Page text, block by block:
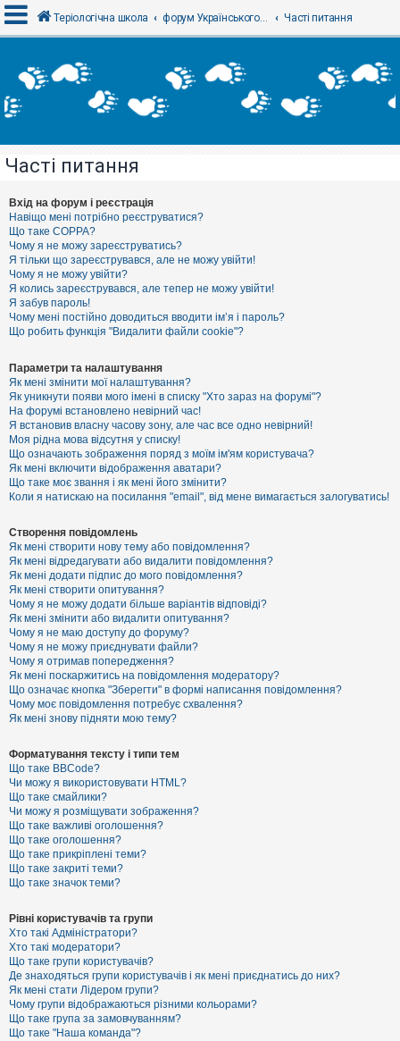
х
і
Р
є
с
т
р
а
ц
і
я
Т
м
и
б
е
з
в
і
д
п
о
в
і
е
й
А
к
т
и
в
н
і
т
е
м
и
П
о
ш
у
к
Д
о
п
о
г
а
Теріологічна школа форум Українського теріологічного товариства Часті питання
Часті питання
Вхід на форум і реєстрація
Навіщо мені потрібно реєструватися?
Що таке COPPA?
Чому я не можу зареєструватись?
Я тільки що зареєструвався, але не можу увійти!
Чому я не можу увійти?
Я колись зареєструвався, але тепер не можу увійти!
Я забув пароль!
Чому мені постійно доводиться вводити ім’я і пароль?
Що робить функція "Видалити файли cookie"?
Параметри та налаштування
Як мені змінити мої налаштування?
Як уникнути появи мого імені в списку "Хто зараз на форумі"?
На форумі встановлено невірний час!
Я встановив власну часову зону, але час все одно невірний!
Моя рідна мова відсутня у списку!
Що означають зображення поряд з моїм ім'ям користувача?
Як мені включити відображення аватари?
Що таке моє звання і як мені його змінити?
Коли я натискаю на посилання "email", від мене вимагається залогуватись!
Створення повідомлень
Як мені створити нову тему або повідомлення?
Як мені відредагувати або видалити повідомлення?
Як мені додати підпис до мого повідомлення?
Як мені створити опитування?
Чому я не можу додати більше варіантів відповіді?
Як мені змінити або видалити опитування?
Чому я не маю доступу до форуму?
Чому я не можу приєднувати файли?
Чому я отримав попередження?
Як мені поскаржитись на повідомлення модератору?
Що означає кнопка "Зберегти" в формі написання повідомлення?
Чому моє повідомлення потребує схвалення?
Як мені знову підняти мою тему?
Форматування тексту і типи тем
Що таке BBCode?
Чи можу я використовувати HTML?
Що таке смайлики?
Чи можу я розміщувати зображення?
Що таке важливі оголошення?
Що таке оголошення?
Що таке прикріплені теми?
Що таке закриті теми?
Що таке значок теми?
Рівні користувачів та групи
Хто такі Адміністратори?
Хто такі модератори?
Що таке групи користувачів?
Де знаходяться групи користувачів і як мені приєднатись до них?
Як мені стати Лідером групи?
Чому групи відображаються різними кольорами?
Що таке група за замовчуванням?
Що таке "Наша команда"?